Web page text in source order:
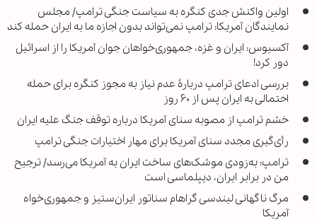
اولین واکنش جدی کنگره به سیاست جنگی ترامپ/ مجلس
نمایندگان آمریکا: ترامپ نمی‌تواند بدون اجازه ما به ایران حمله کند
آکسیوس: ایران و غزه، جمهوری‌خواهان جوان آمریکا را از اسرائیل
دور کرد!
بررسی ادعای ترامپ دربارۀ عدم نیاز به مجوز کنگره برای حمله
احتمالی به ایران پس از ۶۰ روز
خشم ترامپ از مصوبه سنای آمریکا درباره توقف جنگ علیه ایران
رأی‌گیری مجدد سنای آمریکا برای مهار اختیارات جنگی ترامپ
ترامپ: به‌زودی موشک‌های ساخت ایران به آمریکا می‌رسد/ ترجیح
من در برابر ایران، دیپلماسی است
مرگ ناگهانی لیندسی گراهام سناتور ایران‌ستیز و جمهوری‌خواه
آمریکا